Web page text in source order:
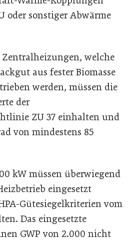
oder sonstiger Abwärme
welche
aus fester Biomasse
werden, müssen die
der
ZU 37 einhalten und
von mindestens 85
kW müssen überwiegend
eingesetzt
Gütesiegelkriterien vom
Das eingesetzte
GWP von 2.000 nicht